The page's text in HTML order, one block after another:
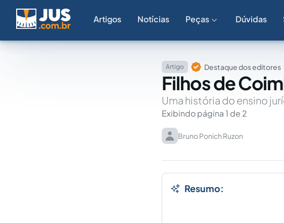
Artigos Notícias Peças Dúvidas
Artigo Destaque dos editores
Filhos de
Uma história do ensino
Exibindo página 1 de 2
Bruno Ponich Ruzon
Resumo: